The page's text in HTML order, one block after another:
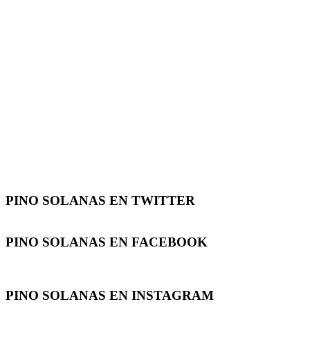
PINO SOLANAS EN TWITTER
PINO SOLANAS EN FACEBOOK
PINO SOLANAS EN INSTAGRAM